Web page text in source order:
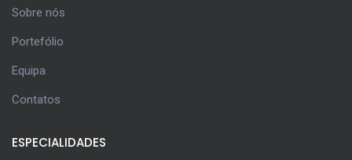
Sobre nós
Portefólio
Equipa
Contatos
ESPECIALIDADES